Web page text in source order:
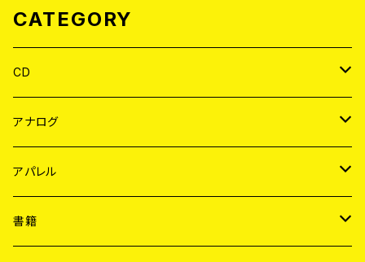
CATEGORY
CD
JAPAN
WORLD
アナログ
JAPAN
７EP
WORLD
アパレル
JAPAN
書籍